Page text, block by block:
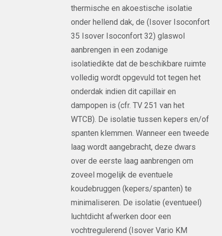
thermische en akoestische isolatie
onder hellend dak, de (Isover Isoconfort
35 Isover Isoconfort 32) glaswol
aanbrengen in een zodanige
isolatiedikte dat de beschikbare ruimte
volledig wordt opgevuld tot tegen het
onderdak indien dit capillair en
dampopen is (cfr. TV 251 van het
WTCB). De isolatie tussen kepers en/of
spanten klemmen. Wanneer een tweede
laag wordt aangebracht, deze dwars
over de eerste laag aanbrengen om
zoveel mogelijk de eventuele
koudebruggen (kepers/spanten) te
minimaliseren. De isolatie (eventueel)
luchtdicht afwerken door een
vochtregulerend (Isover Vario KM